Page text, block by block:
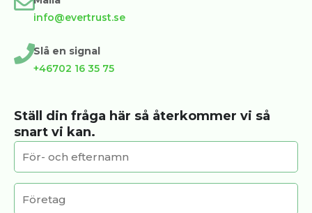
info@evertrust.se
Slå en signal
+46702 16 35 75
Ställ din fråga här så återkommer vi så
snart vi kan.